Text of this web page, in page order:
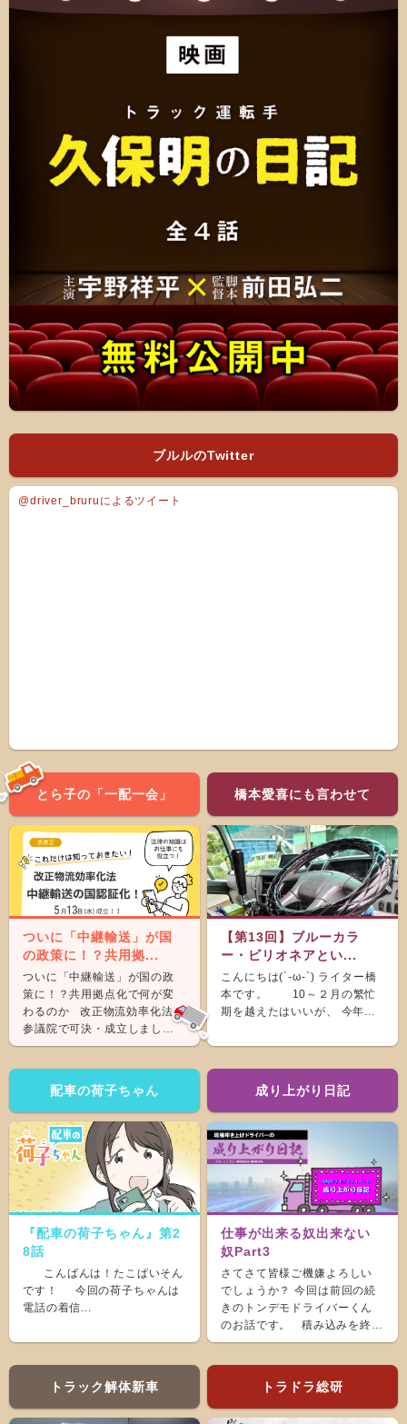
ブルルのTwitter
@driver_bruruによるツイート
とら子の「一配一会」
ついに「中継輸送」が国
の政策に！？共用拠...
ついに「中継輸送」が国の政
策に！？共用拠点化で何が変
わるのか 改正物流効率化法が
参議院で可決・成立しまし
た。 &nb...
橋本愛喜にも言わせて
【第13回】ブルーカラ
ー・ビリオネアとい...
こんにちは(´-ω-`) ライター橋
本です。 10～２月の繁忙
期を越えたはいいが、 今年...
配車の荷子ちゃん
『配車の荷子ちゃん』第2
8話
こんばんは！たこぱいそん
です！ 今回の荷子ちゃんは
電話の着信...
成り上がり日記
仕事が出来る奴出来ない
奴Part3
さてさて皆様ご機嫌よろしい
でしょうか？ 今回は前回の続
きのトンデモドライバーくん
のお話です。 積み込みを終
え、ホッと...
トラック解体新車 トラドラ総研